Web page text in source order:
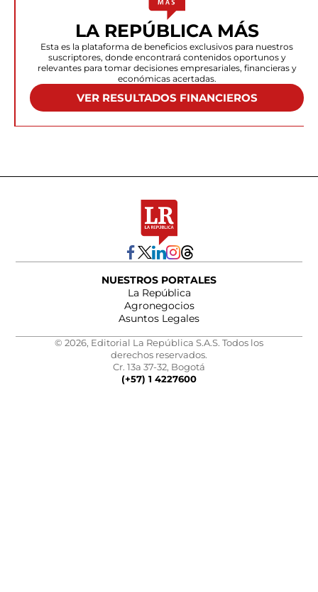
LA REPÚBLICA MÁS
Esta es la plataforma de beneficios exclusivos para nuestros
suscriptores, donde encontrará contenidos oportunos y
relevantes para tomar decisiones empresariales, financieras y
económicas acertadas.
VER RESULTADOS FINANCIEROS
NUESTROS PORTALES
La República
Agronegocios
Asuntos Legales
© 2026, Editorial La República S.A.S. Todos los
derechos reservados.
Cr. 13a 37-32, Bogotá
(+57) 1 4227600